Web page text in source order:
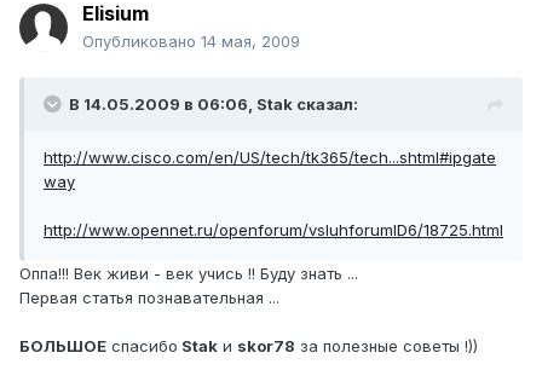
Elisium
Опубликовано 14 мая, 2009
В 14.05.2009 в 06:06, Stak сказал:
http://www.cisco.com/en/US/tech/tk365/tech...shtml#ipgate
way
http://www.opennet.ru/openforum/vsluhforumID6/18725.html
Оппа!!! Век живи - век учись !! Буду знать ...
Первая статья познавательная ...
БОЛЬШОЕ спасибо Stak и skor78 за полезные советы !))